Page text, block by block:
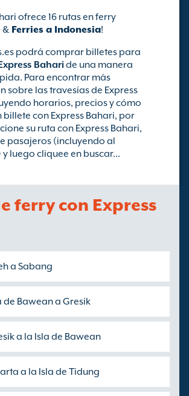
ofrece 16 rutas en ferry
& Ferries a Indonesia!
podrá comprar billetes para
Baharide una manera
Para encontrar más
sobre las travesías de Express
horarios, precios y cómo
billete con Express Bahari, por
su ruta con Express Bahari,
pasajeros (incluyendo al
luego cliquee en buscar...
ferry con Express
a Sabang
de Bawean a Gresik
a la Isla de Bawean
a la Isla de Tidung